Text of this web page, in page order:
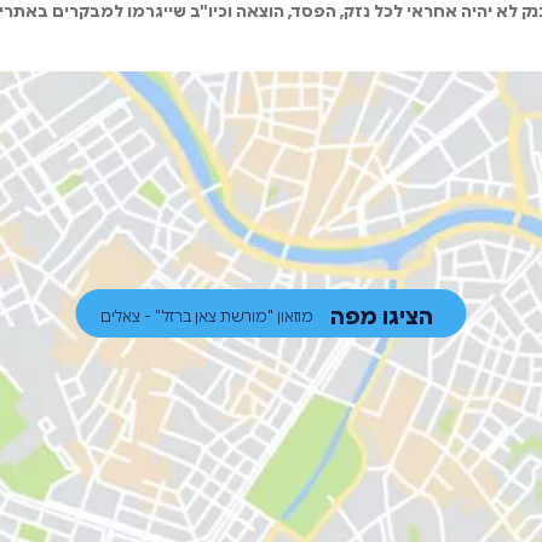
לא יהיה אחראי לכל נזק, הפסד, הוצאה וכיו"ב שייגרמו למבקרים
הציגו מפה מוזאון "מורשת צאן ברזל" - צאלים